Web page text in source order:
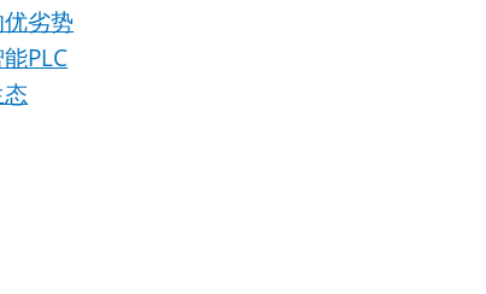
劣势
PLC